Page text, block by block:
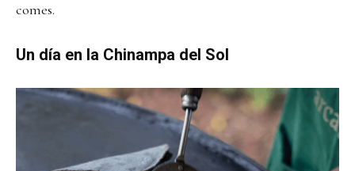
comes.
Un día en la Chinampa del Sol